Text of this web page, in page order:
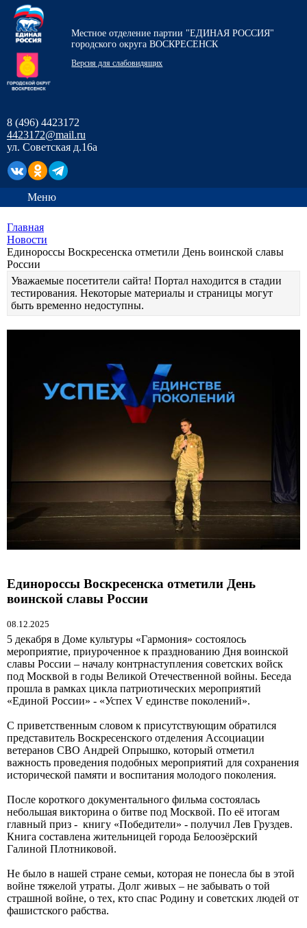
Местное отделение партии "ЕДИНАЯ РОССИЯ"
городского округа ВОСКРЕСЕНСК
Версия для слабовидящих
8 (496) 4423172
4423172@mail.ru
ул. Советская д.16а
Меню
Главная
Новости
Единороссы Воскресенска отметили День воинской славы
России
Уважаемые посетители сайта! Портал находится в стадии
тестирования. Некоторые материалы и страницы могут
быть временно недоступны.
Единороссы Воскресенска отметили День
воинской славы России
08.12.2025
5 декабря в Доме культуры «Гармония» состоялось
мероприятие, приуроченное к празднованию Дня воинской
славы России – началу контрнаступления советских войск
под Москвой в годы Великой Отечественной войны. Беседа
прошла в рамках цикла патриотических мероприятий
«Единой России» - «Успех V единстве поколений».
С приветственным словом к присутствующим обратился
представитель Воскресенского отделения Ассоциации
ветеранов СВО Андрей Опрышко, который отметил
важность проведения подобных мероприятий для сохранения
исторической памяти и воспитания молодого поколения.
После короткого документального фильма состоялась
небольшая викторина о битве под Москвой. По её итогам
главный приз - книгу «Победители» - получил Лев Груздев.
Книга составлена жительницей города Белоозёрский
Галиной Плотниковой.
Не было в нашей стране семьи, которая не понесла бы в этой
войне тяжелой утраты. Долг живых – не забывать о той
страшной войне, о тех, кто спас Родину и советских людей от
фашистского рабства.